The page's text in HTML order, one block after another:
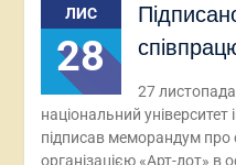
ЛИС
28
27
національний
підписав меморандум
організацією «Арт-дот» в